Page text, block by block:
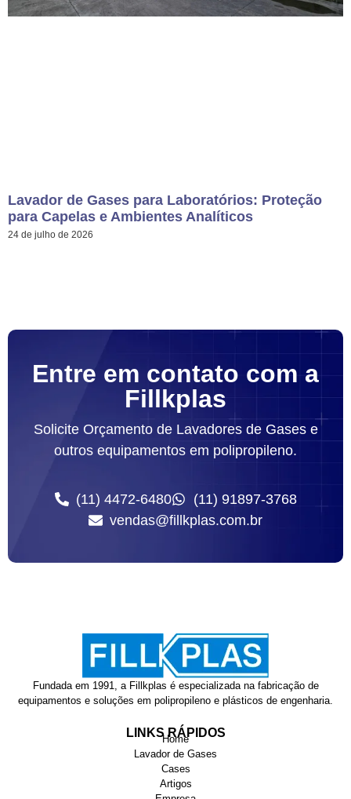
Lavador de Gases para Laboratórios: Proteção
para Capelas e Ambientes Analíticos
24 de julho de 2026
Entre em contato com a
Fillkplas
Solicite Orçamento de Lavadores de Gases e
outros equipamentos em polipropileno.
(11) 4472-6480
(11) 91897-3768
vendas@fillkplas.com.br
Fundada em 1991, a Fillkplas é especializada na fabricação de
equipamentos e soluções em polipropileno e plásticos de engenharia.
LINKS RÁPIDOS
Home
Lavador de Gases
Cases
Artigos